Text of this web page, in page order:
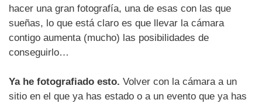
hacer una gran fotografía, una de esas con las que
sueñas, lo que está claro es que llevar la cámara
contigo aumenta (mucho) las posibilidades de
conseguirlo…
Ya he fotografiado esto. Volver con la cámara a un
sitio en el que ya has estado o a un evento que ya has